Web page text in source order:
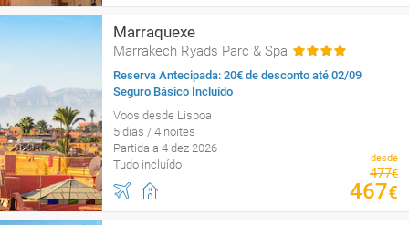
Marraquexe
Marrakech Ryads Parc & Spa
Reserva Antecipada: 20€ de desconto até 02/09
Seguro Básico Incluído
Voos desde Lisboa
5 dias / 4 noites
Partida a 4 dez 2026
Tudo incluído
desde
477€
467€